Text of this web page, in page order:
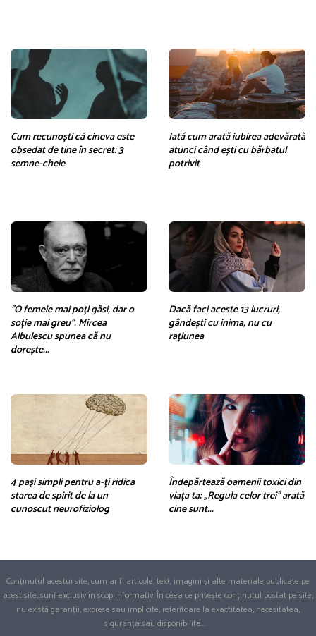
Cum recunoști că cineva este
obsedat de tine în secret: 3
semne-cheie
Iată cum arată iubirea adevărată
atunci când ești cu bărbatul
potrivit
”O femeie mai poți găsi, dar o
soție mai greu”. Mircea
Albulescu spunea că nu
dorește...
Dacă faci aceste 13 lucruri,
gândești cu inima, nu cu
rațiunea
4 pași simpli pentru a-ți ridica
starea de spirit de la un
cunoscut neurofiziolog
Îndepărtează oamenii toxici din
viața ta: „Regula celor trei” arată
cine sunt...
Conținutul acestui site, cum ar fi articole, text, imagini și alte materiale publicate pe
acest site, sunt exclusiv în scop informativ. În ceea ce privește conținutul postat pe site,
nu există garanții, exprese sau implicite, referitoare la exactitatea, necesitatea,
siguranța sau disponibilita...